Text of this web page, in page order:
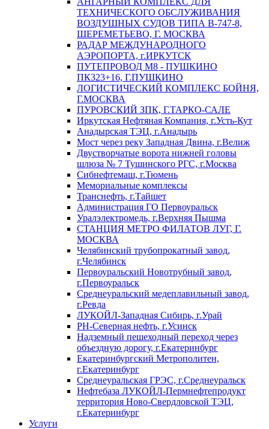
ТЕХНИЧЕСКОГО ОБСЛУЖИВАНИЯ
ВОЗДУШНЫХ СУДОВ ТИПА В-747-8,
ШЕРЕМЕТЬЕВО, Г. МОСКВА
РАДАР МЕЖДУНАРОДНОГО
АЭРОПОРТА, г.ИРКУТСК
ПУТЕПРОВОД М8 - ПУШКИНО
ПК323+16, Г.ПУШКИНО
ЛОГИСТИЧЕСКИЙ КОМПЛЕКС БОЙНЯ,
Г.МОСКВА
ПУРОВСКИЙ ЗПК, Г.ТАРКО-САЛЕ
Иркутская Нефтяная Компания, г.Усть-Кут
Анадырская ТЭЦ, г.Анадырь
Мост через реку Западная Двина, г.Велиж
Двустворчатые ворота нижней головы
шлюза № 7 Тушинского РГС, г.Москва
Сибнефтемаш, г.Тюмень
Мемориальные комплексы
Транснефть, г.Тайшет
Администрация ГО Первоуральск
Уралэлектромедь, г.Верхняя Пышма
СТАНЦИЯ МЕТРО ФИЛАТОВ ЛУГ, Г.
МОСКВА
Челябинский трубопрокатный завод,
г.Челябинск
Первоуральский Новотрубный завод,
г.Первоуральск
Среднеуральский медеплавильный завод,
г.Ревда
ЛУКОЙЛ-Западная Сибирь, г.Урай
РН-Северная нефть, г.Усинск
Надземный пешеходный переход через
объездную дорогу, г.Екатеринбург
Екатеринбургский Метрополитен,
г.Екатеринбург
Среднеуральская ГРЭС, г.Среднеуральск
Нефтебаза ЛУКОЙЛ-Пермнефтепродукт
территория Ново-Свердловской ТЭЦ,
г.Екатеринбург
Услуги